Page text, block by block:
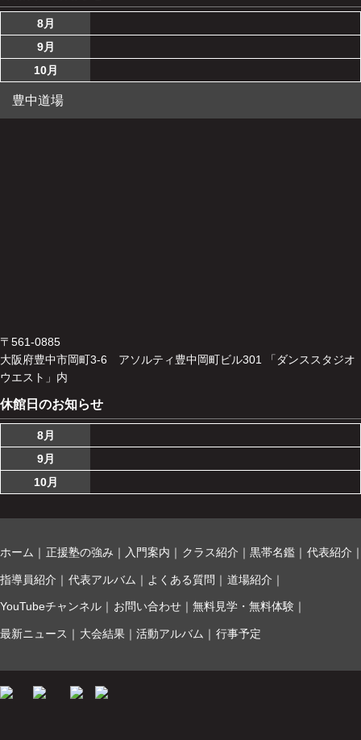
8月
9月
10月
豊中道場
〒561-0885
大阪府豊中市岡町3-6 アソルティ豊中岡町ビル301 「ダンススタジオ
ウエスト」内
休館日のお知らせ
8月
9月
10月
ホーム 正援塾の強み 入門案内 クラス紹介 黒帯名鑑 代表紹介
指導員紹介 代表アルバム よくある質問 道場紹介
YouTubeチャンネル お問い合わせ 無料見学・無料体験
最新ニュース 大会結果 活動アルバム 行事予定